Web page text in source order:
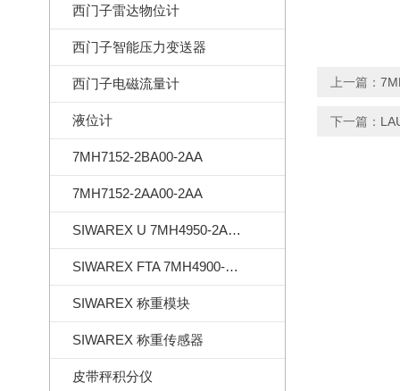
西门子雷达物位计
西门子智能压力变送器
西门子电磁流量计
液位计
7MH7152-2BA00-2AA
7MH7152-2AA00-2AA
SIWAREX U 7MH4950-2AA01
SIWAREX FTA 7MH4900-2AA01
SIWAREX 称重模块
SIWAREX 称重传感器
皮带秤积分仪
上一篇：
下一篇：